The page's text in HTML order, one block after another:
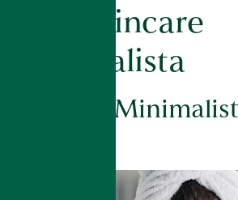
skincare
minimalista
Skincare